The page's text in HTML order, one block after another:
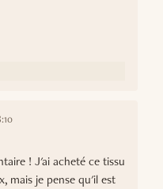
! J'ai acheté ce tissu
mais je pense qu'il est